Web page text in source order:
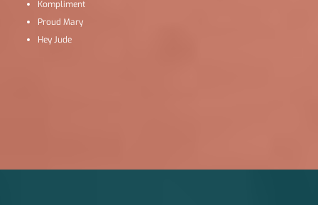
Kompliment
Proud Mary
Hey Jude